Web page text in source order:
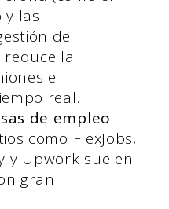
y las
de
la
e
real.
de empleo
como FlexJobs,
y Upwork suelen
gran